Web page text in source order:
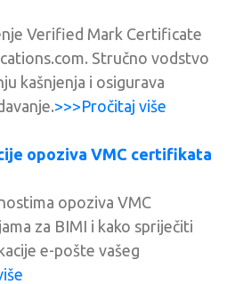
Verified Mark Certificate
Stručno vodstvo
kašnjenja i osigurava
>>>Pročitaj više
opoziva VMC certifikata
opoziva VMC
za BIMI i kako spriječiti
e-pošte vašeg